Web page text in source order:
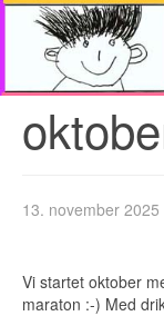
13. november 2025
Vi startet oktober
maraton :-) Med